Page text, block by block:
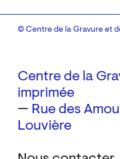
Centre de la
imprimée
— Rue des
Louvière
© Centre de la Gravure et